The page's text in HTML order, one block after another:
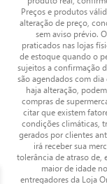
Preços e produtos
alteração de preço,
sem aviso prévio.
praticados nas lojas
de estoque quando o
sujeitos a confirmação
são agendados com
haja alteração,
compras de
citar que existem
condições climáticas,
gerados por clientes
irá receber sua
tolerância de atraso de,
maior de idade
entregadores da Loja